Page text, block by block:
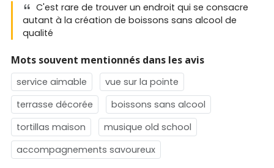
C'est rare de trouver un endroit qui se consacre
autant à la création de boissons sans alcool de
qualité
Mots souvent mentionnés dans les avis
service aimable
vue sur la pointe
terrasse décorée
boissons sans alcool
tortillas maison
musique old school
accompagnements savoureux